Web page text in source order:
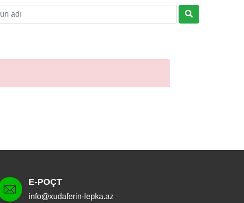
E-POÇT
info@xudaferin-lepka.az